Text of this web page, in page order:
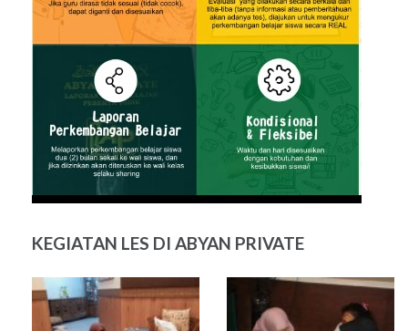
KEGIATAN LES DI ABYAN PRIVATE